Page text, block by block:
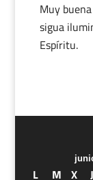
Muy
sigua
Espíritu.
L M X J